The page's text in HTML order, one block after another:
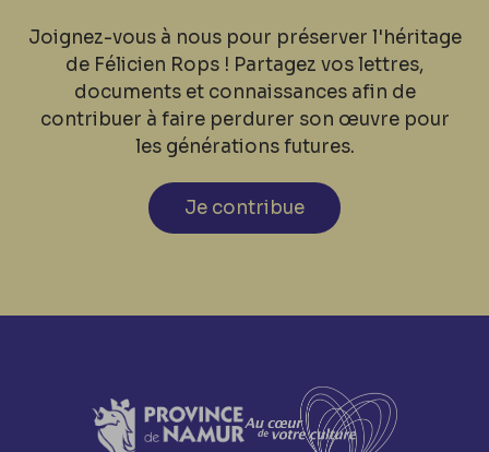
Joignez-vous à nous pour préserver l'héritage
de Félicien Rops ! Partagez vos lettres,
documents et connaissances afin de
contribuer à faire perdurer son œuvre pour
les générations futures.
Je contribue